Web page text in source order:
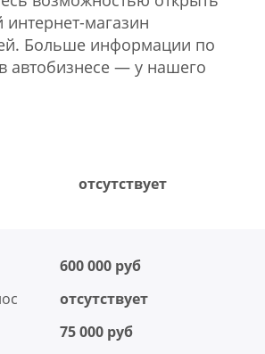
интернет-магазин
Больше информации по
автобизнесе — у нашего
отсутствует
600 000 руб
отсутствует
75 000 руб